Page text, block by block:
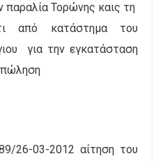
παραλία Τορώνης καις τη
από κατάστημα του
για την εγκατάσταση
πώληση
26-03-2012 αίτηση του